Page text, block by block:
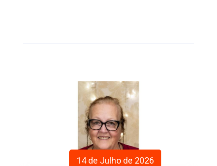
14 de Julho de 2026